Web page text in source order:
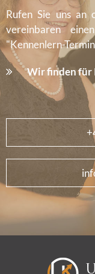
Rufen Sie uns an
vereinbaren
"Kennenlern-
Wir finden für